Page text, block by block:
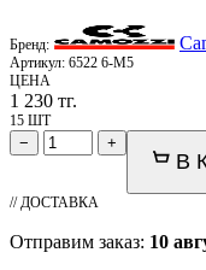
Бренд:
Артикул: 6522 6-М5
ЦЕНА
1 230 тг.
15 ШТ
− +
В
// ДОСТАВКА
Отправим заказ: 10